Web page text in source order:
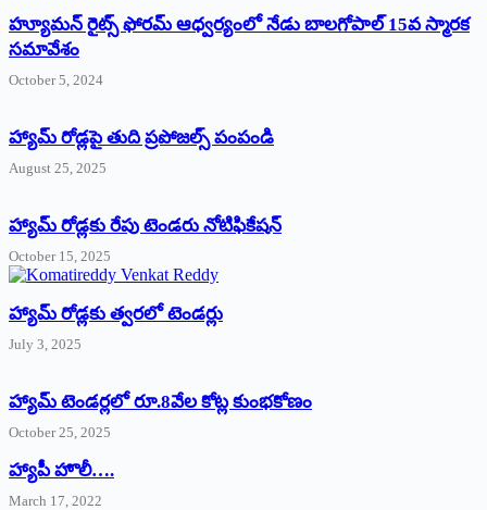
హ్యూమన్‌ రైట్స్‌ ఫోరమ్‌ ఆధ్వర్యంలో నేడు బాలగోపాల్‌ 15వ స్మారక
సమావేశం
October 5, 2024
హ్యామ్‌ రోడ్లపై తుది ప్రపోజల్స్‌ పంపండి
August 25, 2025
హ్యామ్‌ రోడ్లకు రేపు టెండరు నోటిఫికేషన్‌
October 15, 2025
హ్యామ్‌ రోడ్లకు త్వరలో టెండర్లు
July 3, 2025
హ్యామ్‌ ‌టెండర్లలో రూ.8వేల కోట్ల కుంభకోణం
October 25, 2025
హ్యాపీ హొలీ….
March 17, 2022